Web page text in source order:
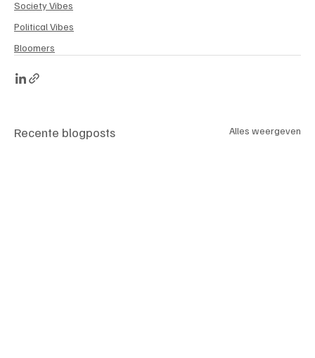
Society Vibes
Political Vibes
Bloomers
Recente blogposts Alles weergeven